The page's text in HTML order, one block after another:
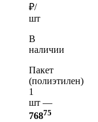
₽/
шт
В
наличии
Пакет
(полиэтилен)
1
шт —
76875